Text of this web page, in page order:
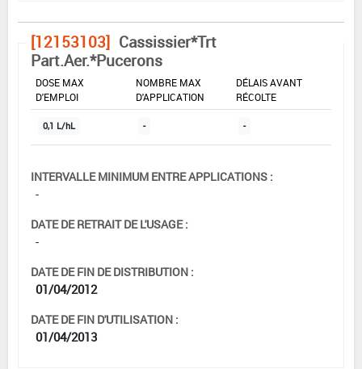
[12153103] Cassissier*Trt
Part.Aer.*Pucerons
DOSE MAX
D'EMPLOI
NOMBRE MAX
D'APPLICATION
DÉLAIS AVANT
RÉCOLTE
0,1 L/hL - -
INTERVALLE MINIMUM ENTRE APPLICATIONS :
-
DATE DE RETRAIT DE L'USAGE :
-
DATE DE FIN DE DISTRIBUTION :
01/04/2012
DATE DE FIN D'UTILISATION :
01/04/2013